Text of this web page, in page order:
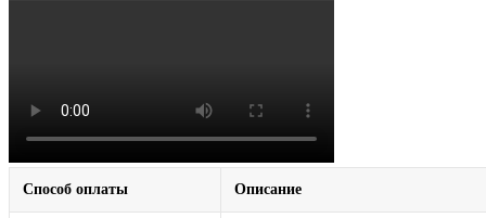
Способ оплаты Описание